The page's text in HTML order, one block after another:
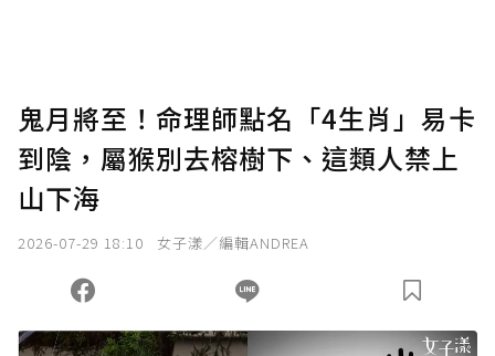
確認送出
您當前剩餘 U 利點數：0點；前往 購買點數
鬼月將至！命理師點名「4生肖」易卡
到陰，屬猴別去榕樹下、這類人禁上
山下海
2026-07-29 18:10 女子漾／編輯ANDREA